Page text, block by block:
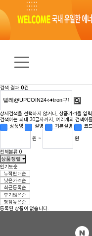
검색 결과 0건
상세검색을 선택하지 않거나, 상품가격을 입
검색어는 최대 30글자까지, 여러개의 검색어
상품명
설명 기본설명 코드
원 ~ 원
전체분류 0
상품정렬
인기도순
누적판매순
낮은가격순
최근등록순
후기많은순
평점높은순
등록된 상품이 없습니다.